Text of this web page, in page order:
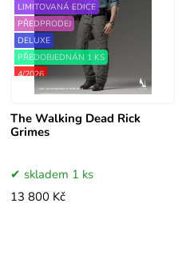
The Walking Dead Rick
Grimes
LIMITOVANÁ EDICE
PŘEDPRODEJ
DELUXE
PŘEDOBJEDNÁN 1 KS
4/2026
MOŽNOST OBJEDNAT
skladem 1 ks
13 800 Kč